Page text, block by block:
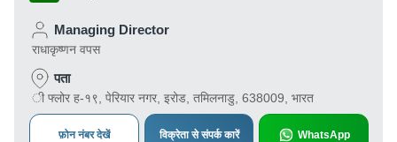
Managing Director
राधाकृष्णन वपस
पता
ी फ्लोर ह-१९, पेरियार नगर, इरोड, तमिलनाडु, 638009, भारत
फ़ोन नंबर देखें विक्रेता से संपर्क कारें WhatsApp